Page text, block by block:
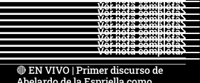
Ver nota completa
Ver nota completa
Ver nota completa
Ver nota completa
Ver nota completa
Ver nota completa
Ver nota completa
Ver nota completa
🔴 EN VIVO | Primer discurso de